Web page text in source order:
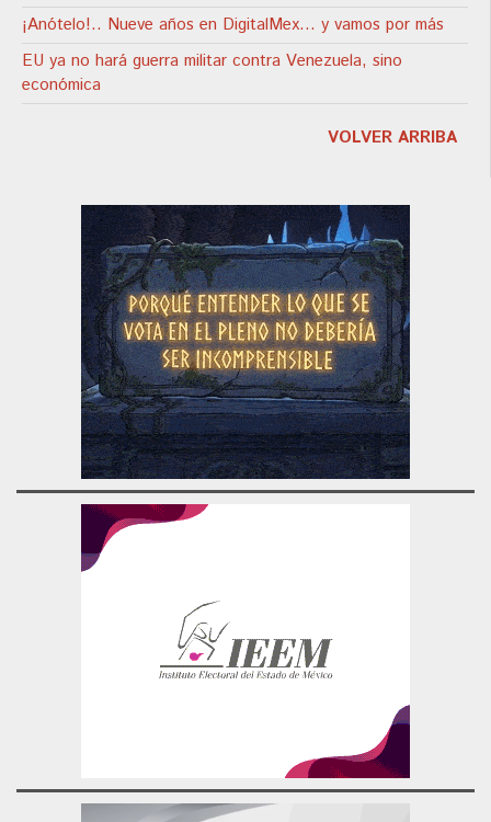
¡Anótelo!.. Nueve años en DigitalMex… y vamos por más
EU ya no hará guerra militar contra Venezuela, sino
económica
VOLVER ARRIBA